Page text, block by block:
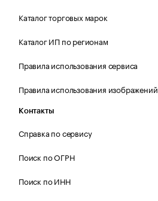
Каталог торговых марок
Каталог ИП по регионам
Правила использования сервиса
Правила использования изображений
Контакты
Справка по сервису
Поиск по ОГРН
Поиск по ИНН